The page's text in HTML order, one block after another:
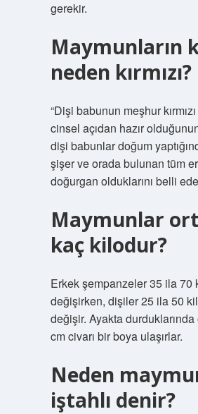
gerekir.
Maymunların
neden kırmızı?
“Dişi babunun meşhur kırmızı
cinsel açıdan hazır
dişi babunlar doğum
şişer ve orada bulunan tüm
doğurgan olduklarını belli
Maymunlar
kaç kilodur?
Erkek şempanzeler 35 ila 70
değişirken, dişiler 25 ila 50
değişir. Ayakta
cm civarı bir boya ulaşırlar.
Neden
iştahlı denir?